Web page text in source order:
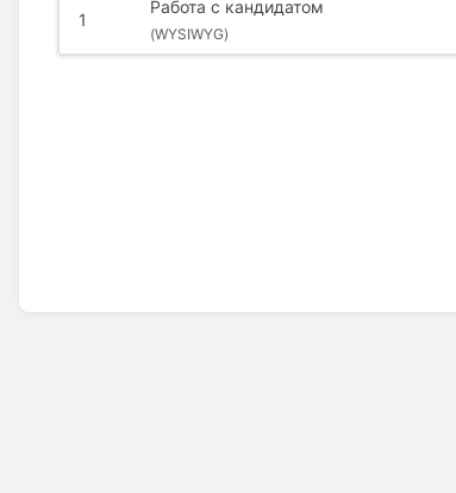
1
Работа с кандидатом
(WYSIWYG)